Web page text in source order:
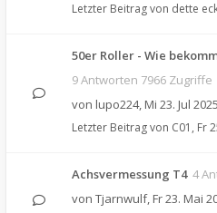
Letzter Beitrag von dette
50er Roller - Wie
9 Antworten 7966 Zugriffe
von lupo224, Mi 23. Jul
Letzter Beitrag von C01 , Fr
Achsvermessung T4 4
von Tjarnwulf, Fr 23. Mai